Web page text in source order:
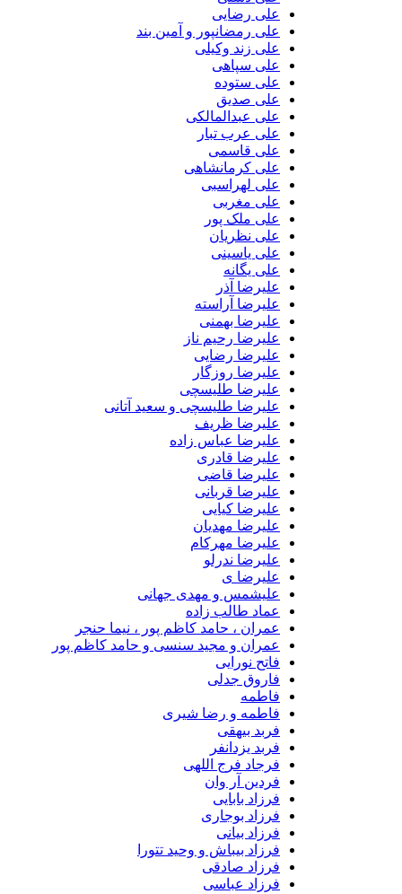
علی رضایی
علی رمضانپور و آمین بند
علی زند وکیلی
علی سپاهی
علی ستوده
علی صدیق
علی عبدالمالکی
علی عرب تبار
علی قاسمی
علی کرمانشاهی
علی لهراسبی
علی مغربی
علی ملک پور
علی نظریان
علی یاسینی
علی یگانه
علیرضا آذر
علیرضا آراسته
علیرضا بهمنی
علیرضا رحیم ناز
علیرضا رضایی
علیرضا روزگار
علیرضا طلیسچی
علیرضا طلیسچی و سعید آتانی
علیرضا ظریف
علیرضا عباس زاده
علیرضا قادری
علیرضا قاضی
علیرضا قربانی
علیرضا کیایی
علیرضا مهدیان
علیرضا مهرکام
علیرضا ندرلو
علیرضا ی
علیشمس و مهدی جهانی
عماد طالب زاده
عمران ، حامد کاظم پور ، نیما حنجر
عمران و مجید سنسی و حامد کاظم پور
فاتح نورایی
فاروق جدلی
فاطمه
فاطمه و رضا شیری
فربد بیهقی
فربد یزدانفر
فرجاد فرج اللهی
فردین آر وان
فرزاد بابایی
فرزاد بوجاری
فرزاد بیانی
فرزاد بیباش و وحید تتورا
فرزاد صادقی
فرزاد عباسی